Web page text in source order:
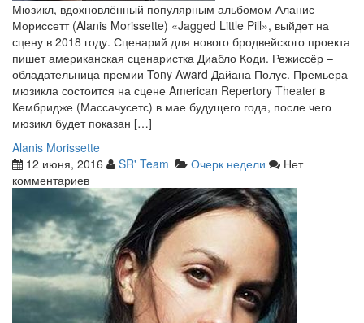
Мюзикл, вдохновлённый популярным альбомом Аланис
Мориссетт (Alanis Morissette) «Jagged Little Pill», выйдет на
сцену в 2018 году. Сценарий для нового бродвейского проекта
пишет американская сценаристка Диабло Коди. Режиссёр –
обладательница премии Tony Award Дайана Полус. Премьера
мюзикла состоится на сцене American Repertory Theater в
Кембридже (Массачусетс) в мае будущего года, после чего
мюзикл будет показан […]
Alanis Morissette
12 июня, 2016
SR' Team Очерк недели
Нет
комментариев